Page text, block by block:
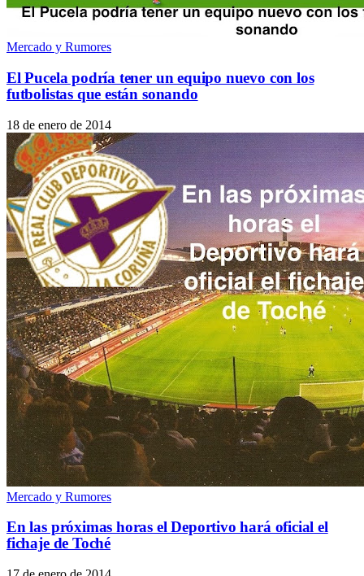
Mercado y Rumores
El Pucela podría tener un equipo nuevo con los
futbolistas que están sonando
18 de enero de 2014
Mercado y Rumores
En las próximas horas el Deportivo hará oficial el
fichaje de Toché